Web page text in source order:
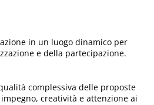
in un luogo dinamico per
e della partecipazione.
complessiva delle proposte
creatività e attenzione ai